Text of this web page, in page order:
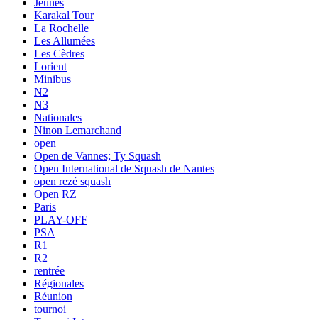
Karakal Tour
La Rochelle
Les Allumées
Les Cèdres
Lorient
Minibus
N2
N3
Nationales
Ninon Lemarchand
open
Open de Vannes; Ty Squash
Open International de Squash de Nantes
open rezé squash
Open RZ
Paris
PLAY-OFF
PSA
R1
R2
rentrée
Régionales
Réunion
tournoi